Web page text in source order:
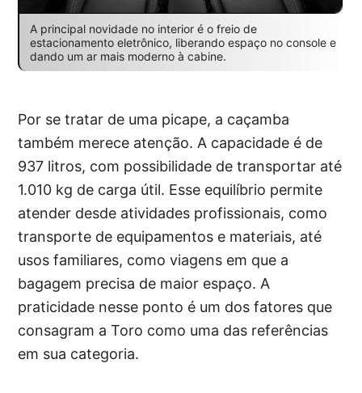
A principal novidade no interior é o freio de
estacionamento eletrônico, liberando espaço no console e
dando um ar mais moderno à cabine.
Por se tratar de uma picape, a caçamba
também merece atenção. A capacidade é de
937 litros, com possibilidade de transportar até
1.010 kg de carga útil. Esse equilíbrio permite
atender desde atividades profissionais, como
transporte de equipamentos e materiais, até
usos familiares, como viagens em que a
bagagem precisa de maior espaço. A
praticidade nesse ponto é um dos fatores que
consagram a Toro como uma das referências
em sua categoria.